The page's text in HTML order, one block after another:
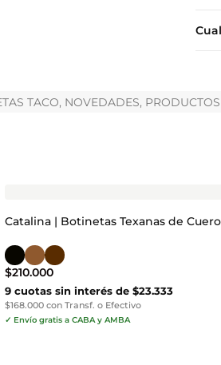
TACO, NOVEDADES, PRODUCTOS
Catalina | Botinetas Texanas de
$210.000
9 cuotas sin interés de $23.333
$168.000 con Transf. o Efectivo
✓ Envío gratis a CABA y AMBA